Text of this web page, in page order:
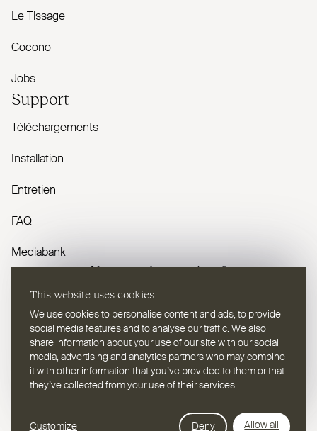
This website uses cookies
We use cookies to personalise content and ads, to provide
social media features and to analyse our traffic. We also
share information about your use of our site with our social
media, advertising and analytics partners who may combine
it with other information that you’ve provided to them or that
they’ve collected from your use of their services.
Customize Deny Allow all
Le Tissage
Cocono
Jobs
Support
Téléchargements
Installation
Entretien
FAQ
Mediabank
Vous avez des questions ?
© 20262TEC2, Tous droits réservés Politique de confidentialité Cookies
Sélectionnez une langue